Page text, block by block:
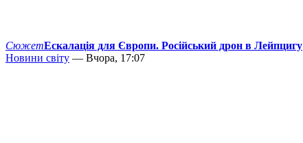
СюжетЕскалація для Європи. Російський дрон в Лейпцигу
Новини світу — Вчора, 17:07